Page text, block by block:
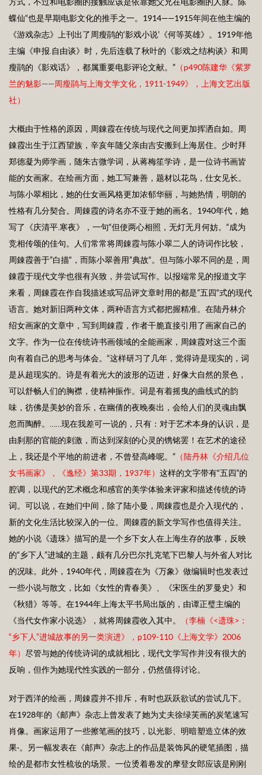
蝶仙“也是早期电影文化的推手之一。1914——1915年间在他主编的
《游戏杂志》上刊出了周瘦鹃的‘影戏小说’《何等英雄》。1919年他
主编《申报.自由谈》时，先后连载了秋叶的《影戏之结构谈》和周
瘦鹃的《影戏话》，都属重要电影评论文献。” （p490陈建华《紫罗
兰的魅影——周瘦鹃与上海文学文化，1911-1949》，上海文艺出版
社）
大概由于性格的原因，周錬霞在传统与现代之间更加挥洒自如。周
錬霞出生于江西望族，辛亥年随父亲由吉安搬到上海居住。少时拜
郑德凝为师学画，随朱古微学词，从蒋梅笙学诗，是一位诗书画皆
能的女画家。在绘画方面，她工写兼善，题材以花鸟，仕女见长。
与陈小翠相比，她的仕女画风格更加浓郁华丽，与她热情，明朗的
性格有几分契合。周錬霞的诗名亦不亚于她的画名。1940年代，她
写了《庆清平.寒夜》，一句“但使两心相照，无灯无月何妨。“成为
竞相传颂的佳句。人们常常将周錬霞与陈小翠二人的诗词作比较，
周錬霞善于”白描“，而陈小翠善用”典故“。但与陈小翠不同的是，周
錬霞于现代文学也很有兴致，并尝试写作。以报端常见的报道文字
来看，周錬霞在作自我描述或写品评文章时用的都是”五四“式的现代
语言。她对新旧两种文体，两种语言方式都把握精准。在陆丹林介
绍女画家的文章中，写到周錬霞，作者干脆直接引用了画家自己的
文字。作为一位在传统诗书画领域的全能画家，周錬霞对这三个面
向有着自己的思考与体会。“这样研习了几年，觉得诗是现实的，词
是从超现实的。诗是有着光大的波形的迈进，好像大自然的景色，
可以舒畅人们的胸襟，使精神振作。词是有着摇曳的曲线式的韵
味，彷佛是美妙的音乐，在幽倩的夜晚奏出，会给人们的灵魂由飘
忽而陶醉。……现在我差可一说的，只有：对于艺术本身的认识，是
由刹那的官能的刺激，而达到深刻的心灵的镌铭罢！在艺术的途径
上，我还是个平地的前进者，不曾登高峰呢。” （陆丹林《介绍几位
女书画家》，《逸经》第33期，1937年） 这样的文字带有“五四”的
腔调，以现代的艺术概念和感官的美学体验来评家和描述传统的诗
词。可以说，在她们中间，除了陆小曼，周錬霞也是介入现代的，
新的文化生活比较深入的一位。周錬霞的新文学写作也值得关注。
她的小说《遗珠》描写的是一个乡下女人在上海生存的故事，反映
的“乡下人”进城的主题，颇有几分巴尔扎克笔下巴黎人与外省人对比
的况味。此外，1940年代，周錬霞在为《万象》做编辑时也发表过
一些小说与散文，比如《女性的青春美》、《宋医生的罗曼史》和
《秋猎》等等。在1944年上海太平书局出版的，由谭正璧主编的
《当代女作家小说选》，就将周錬霞收入其中。
（李楠《<遗珠> ：
“乡下人”进城故事的另一类演进》，p109-110 《上海文学》 2006
年） 尽管与她的传统诗词的成就相比，现代文学写作并没有很大的
反响，但作为她现代性实践的一部分，仍然值得讨论。
对于西洋的绘画，周錬霞并不排斥，有时也跃跃欲试的尝试几下。
在1928年的《邮声》杂志上曾发表了她为丈夫徐绿芙画的炭笔速写
肖像。画家运用了一些擦笔画的技巧，以光影、明暗塑造立体的效
果·。另一幅发表在《邮声》杂志上的作品是装饰风的硬笔插图，描
绘的是都市女性梳妆的场景。一位烫着卷发的摩登女郎应该是刚刚